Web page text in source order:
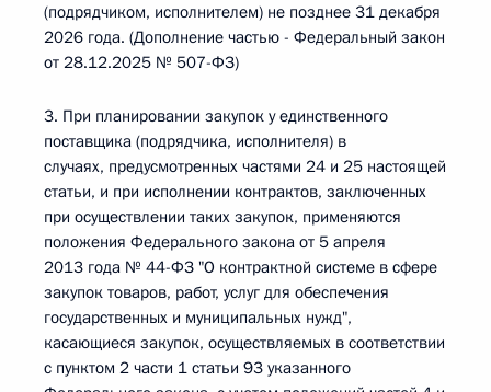
(подрядчиком, исполнителем) не позднее 31 декабря
2026 года. (Дополнение частью - Федеральный закон
от 28.12.2025 № 507-ФЗ)
3. При планировании закупок у единственного
поставщика (подрядчика, исполнителя) в
случаях, предусмотренных частями 24 и 25 настоящей
статьи, и при исполнении контрактов, заключенных
при осуществлении таких закупок, применяются
положения Федерального закона от 5 апреля
2013 года № 44-ФЗ "О контрактной системе в сфере
закупок товаров, работ, услуг для обеспечения
государственных и муниципальных нужд",
касающиеся закупок, осуществляемых в соответствии
с пунктом 2 части 1 статьи 93 указанного